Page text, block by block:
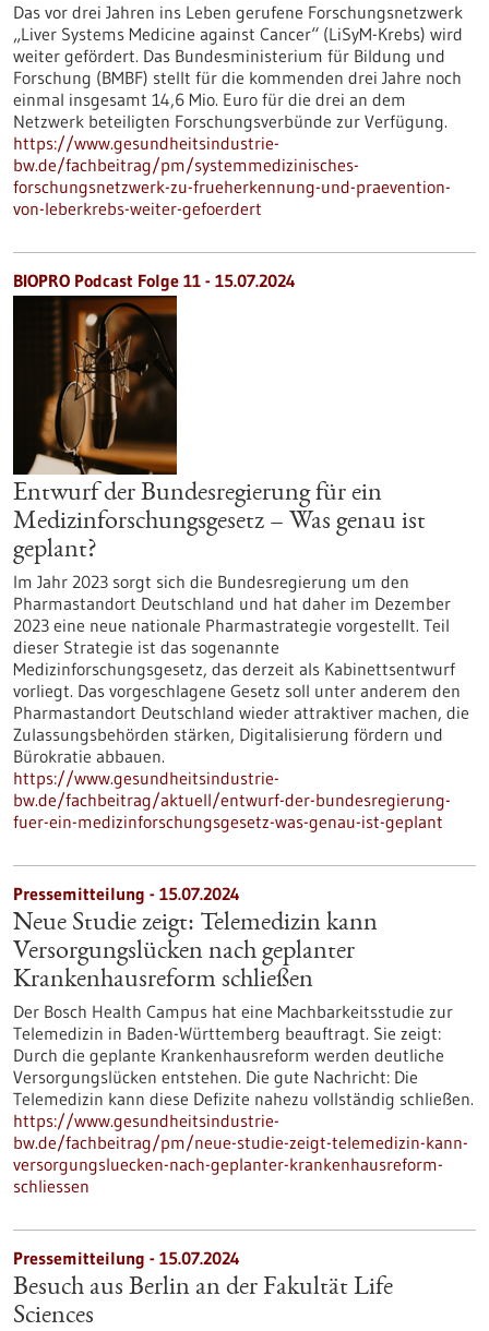
Das vor drei Jahren ins Leben gerufene Forschungsnetzwerk
„Liver Systems Medicine against Cancer“ (LiSyM-Krebs) wird
weiter gefördert. Das Bundesministerium für Bildung und
Forschung (BMBF) stellt für die kommenden drei Jahre noch
einmal insgesamt 14,6 Mio. Euro für die drei an dem
Netzwerk beteiligten Forschungsverbünde zur Verfügung.
https://www.gesundheitsindustrie-
bw.de/fachbeitrag/pm/systemmedizinisches-
forschungsnetzwerk-zu-frueherkennung-und-praevention-
von-leberkrebs-weiter-gefoerdert
BIOPRO Podcast Folge 11 - 15.07.2024
Entwurf der Bundesregierung für ein
Medizinforschungsgesetz – Was genau ist
geplant?
Im Jahr 2023 sorgt sich die Bundesregierung um den
Pharmastandort Deutschland und hat daher im Dezember
2023 eine neue nationale Pharmastrategie vorgestellt. Teil
dieser Strategie ist das sogenannte
Medizinforschungsgesetz, das derzeit als Kabinettsentwurf
vorliegt. Das vorgeschlagene Gesetz soll unter anderem den
Pharmastandort Deutschland wieder attraktiver machen, die
Zulassungsbehörden stärken, Digitalisierung fördern und
Bürokratie abbauen.
https://www.gesundheitsindustrie-
bw.de/fachbeitrag/aktuell/entwurf-der-bundesregierung-
fuer-ein-medizinforschungsgesetz-was-genau-ist-geplant
Pressemitteilung - 15.07.2024
Neue Studie zeigt: Telemedizin kann
Versorgungslücken nach geplanter
Krankenhausreform schließen
Der Bosch Health Campus hat eine Machbarkeitsstudie zur
Telemedizin in Baden-Württemberg beauftragt. Sie zeigt:
Durch die geplante Krankenhausreform werden deutliche
Versorgungslücken entstehen. Die gute Nachricht: Die
Telemedizin kann diese Defizite nahezu vollständig schließen.
https://www.gesundheitsindustrie-
bw.de/fachbeitrag/pm/neue-studie-zeigt-telemedizin-kann-
versorgungsluecken-nach-geplanter-krankenhausreform-
schliessen
Pressemitteilung - 15.07.2024
Besuch aus Berlin an der Fakultät Life
Sciences